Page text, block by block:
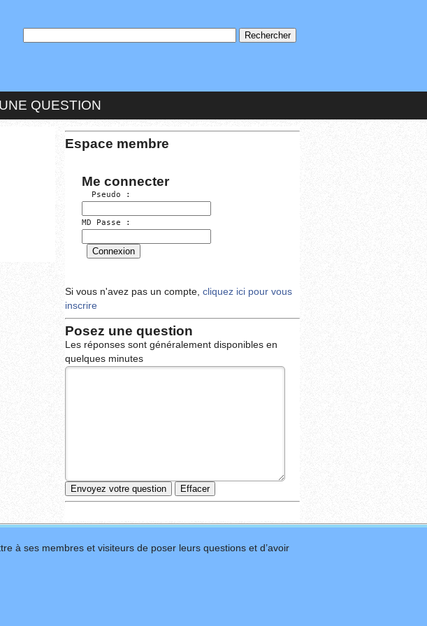
QUESTION
Espace membre
Me connecter
  Pseudo :
MD Passe :
Si vous n'avez pas un compte, cliquez ici pour vous
inscrire
Posez une question
Les réponses sont généralement disponibles en
quelques minutes
à ses membres et visiteurs de poser leurs questions et d’avoir